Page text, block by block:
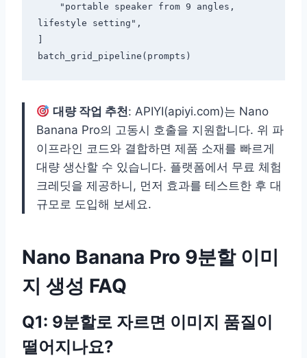
lifestyle setting",
]
대량 작업 추천: APIYI(apiyi.com)는 Nano
Banana Pro의 고동시 호출을 지원합니다. 위 파
이프라인 코드와 결합하면 제품 소재를 빠르게
대량 생산할 수 있습니다. 플랫폼에서 무료 체험
크레딧을 제공하니, 먼저 효과를 테스트한 후 대
규모로 도입해 보세요.
Nano Banana Pro 9분할 이미
지 생성 FAQ
Q1: 9분할로 자르면 이미지 품질이
떨어지나요?